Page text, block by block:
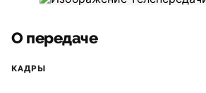
О передаче
КАДРЫ